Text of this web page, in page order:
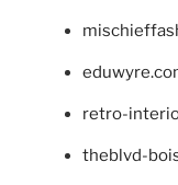
retro-
theblvd-